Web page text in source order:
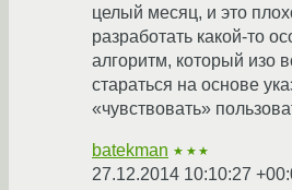
целый месяц, и это
разработать какой-то
алгоритм, который изо
стараться на основе
«чувствовать»
batekman ★★★
27.12.2014 10:10:27